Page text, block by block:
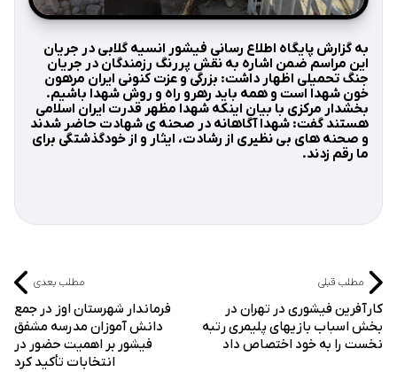
به گزارش پایگاه اطلاع رسانی فیشور انسیه گلابی در جریان
این مراسم ضمن اشاره به نقش پررنگ رزمندگان در جریان
جنگ تحمیلی اظهار داشت: بزرگی و عزت کنونی ایران مرهون
خون شهدا است و همه باید رهرو راه و روش شهدا باشیم.
بخشدار مرکزی با بیان اینکه شهدا مظهر قدرت ایران اسلامی
هستند گفت: شهدا آگاهانه در صحنه ی شهادت حاضر شدند
و صحنه های بی نظیری از رشادت، ایثار و از خودگذشتگی برای
ما رقم زدند.
مطلب قبلی
کارآفرین فیشوری در تهران در
بخش اسباب بازیهای پلیمری رتبه
نخست را به خود اختصاص داد
مطلب بعدی
فرماندار شهرستان اوز در جمع
دانش آموزان مدرسه مشفق
فیشور بر اهمیت حضور در
انتخابات تأکید کرد